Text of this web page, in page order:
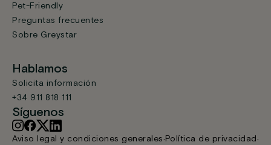
Pet-Friendly
Preguntas frecuentes
Sobre Greystar
Hablamos
Solicita información
+34 911 818 111
Síguenos
Aviso legal y condiciones generales Política de privacidad